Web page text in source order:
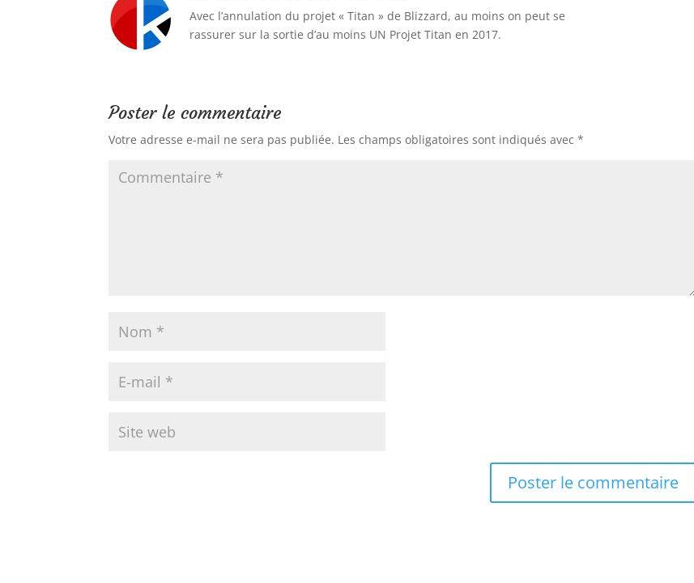
Avec l’annulation du projet « Titan » de Blizzard, au moins on peut se
rassurer sur la sortie d’au moins UN Projet Titan en 2017.
Poster le commentaire
Votre adresse e-mail ne sera pas publiée. Les champs obligatoires sont indiqués avec*